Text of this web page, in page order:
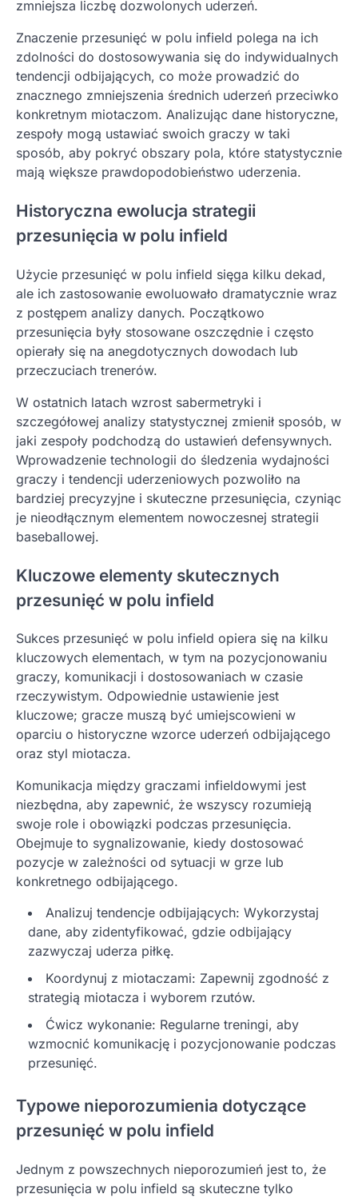
zmniejsza liczbę dozwolonych uderzeń.
Znaczenie przesunięć w polu infield polega na ich
zdolności do dostosowywania się do indywidualnych
tendencji odbijających, co może prowadzić do
znacznego zmniejszenia średnich uderzeń przeciwko
konkretnym miotaczom. Analizując dane historyczne,
zespoły mogą ustawiać swoich graczy w taki
sposób, aby pokryć obszary pola, które statystycznie
mają większe prawdopodobieństwo uderzenia.
Historyczna ewolucja strategii
przesunięcia w polu infield
Użycie przesunięć w polu infield sięga kilku dekad,
ale ich zastosowanie ewoluowało dramatycznie wraz
z postępem analizy danych. Początkowo
przesunięcia były stosowane oszczędnie i często
opierały się na anegdotycznych dowodach lub
przeczuciach trenerów.
W ostatnich latach wzrost sabermetryki i
szczegółowej analizy statystycznej zmienił sposób, w
jaki zespoły podchodzą do ustawień defensywnych.
Wprowadzenie technologii do śledzenia wydajności
graczy i tendencji uderzeniowych pozwoliło na
bardziej precyzyjne i skuteczne przesunięcia, czyniąc
je nieodłącznym elementem nowoczesnej strategii
baseballowej.
Kluczowe elementy skutecznych
przesunięć w polu infield
Sukces przesunięć w polu infield opiera się na kilku
kluczowych elementach, w tym na pozycjonowaniu
graczy, komunikacji i dostosowaniach w czasie
rzeczywistym. Odpowiednie ustawienie jest
kluczowe; gracze muszą być umiejscowieni w
oparciu o historyczne wzorce uderzeń odbijającego
oraz styl miotacza.
Komunikacja między graczami infieldowymi jest
niezbędna, aby zapewnić, że wszyscy rozumieją
swoje role i obowiązki podczas przesunięcia.
Obejmuje to sygnalizowanie, kiedy dostosować
pozycje w zależności od sytuacji w grze lub
konkretnego odbijającego.
Analizuj tendencje odbijających: Wykorzystaj
dane, aby zidentyfikować, gdzie odbijający
zazwyczaj uderza piłkę.
Koordynuj z miotaczami: Zapewnij zgodność z
strategią miotacza i wyborem rzutów.
Ćwicz wykonanie: Regularne treningi, aby
wzmocnić komunikację i pozycjonowanie podczas
przesunięć.
Typowe nieporozumienia dotyczące
przesunięć w polu infield
Jednym z powszechnych nieporozumień jest to, że
przesunięcia w polu infield są skuteczne tylko